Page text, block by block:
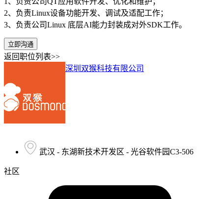
2、负责Linux设备功能开发、调试及适配工作；
3、负责公司Linux 底层AI能力封装成对外SDK工作。
立即沟通
返回职位列表>>
深圳双猴科技有限公司
武汉 - 东湖新技术开发区 - 光谷软件园C3-506
社区